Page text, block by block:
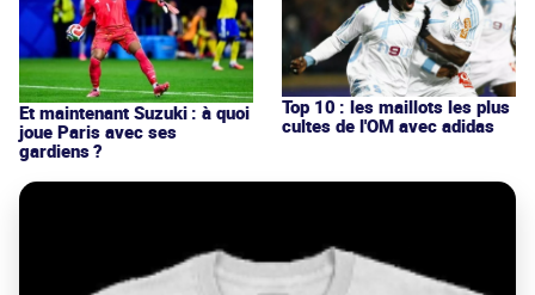
Et maintenant Suzuki : à quoi
joue Paris avec ses
gardiens ?
Top 10 : les maillots les plus
cultes de l'OM avec adidas